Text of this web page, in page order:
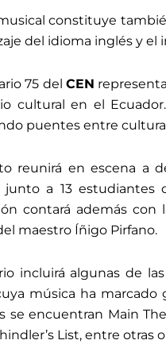
constituye
del idioma inglés y el
75 del CEN
cultural en el
puentes entre
reunirá en escena a
junto a 13
contará además con
maestro Íñigo Pirfano.
incluirá algunas de
música ha
se encuentran Main
List, entre otras